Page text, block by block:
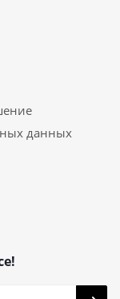
данных